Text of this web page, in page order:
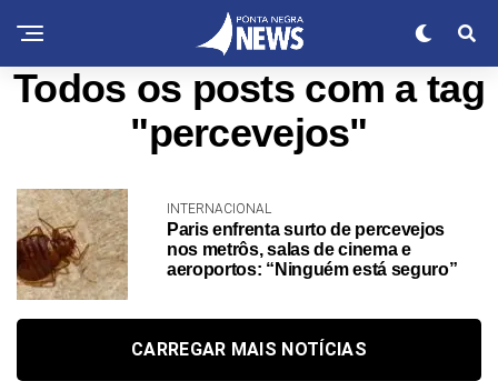
Todos os posts com a tag
"percevejos"
INTERNACIONAL
Paris enfrenta surto de percevejos
nos metrôs, salas de cinema e
aeroportos: “Ninguém está seguro”
CARREGAR MAIS NOTÍCIAS